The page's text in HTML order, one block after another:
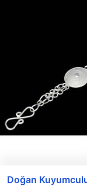
Doğan